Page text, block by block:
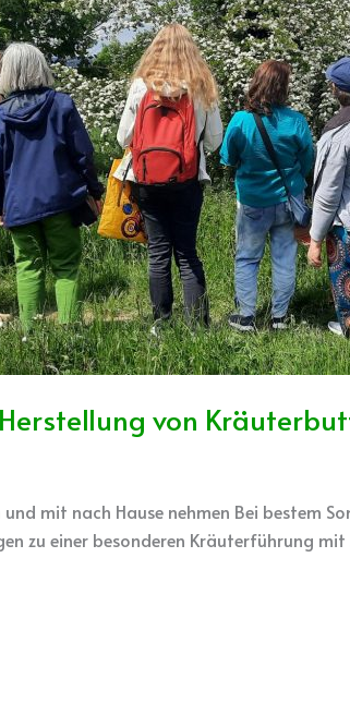
von
mit nach Hause nehmen Bei bestem
zu einer besonderen Kräuterführung